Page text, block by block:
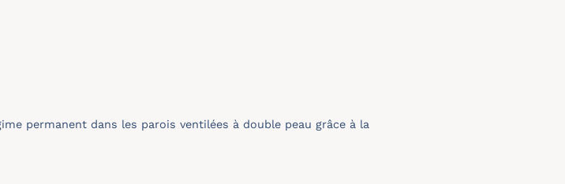
permanent dans les parois ventilées à double peau grâce à la